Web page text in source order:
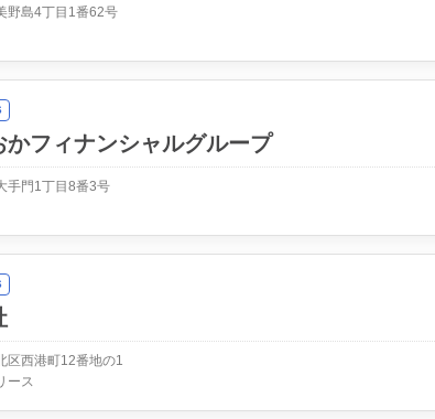
野島4丁目1番62号
かフィナンシャルグループ
手門1丁目8番3号
区西港町12番地の1
ース